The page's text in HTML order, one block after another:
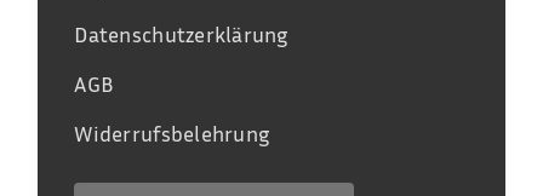
Datenschutzerklärung
AGB
Widerrufsbelehrung